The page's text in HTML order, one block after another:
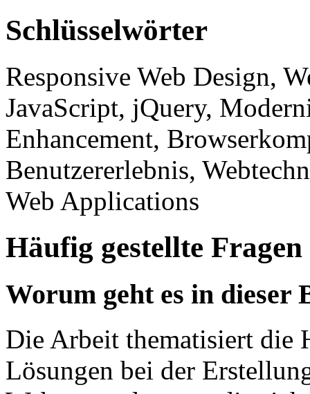
Schlüsselwörter
Responsive Web Design,
JavaScript, jQuery,
Enhancement,
Benutzererlebnis,
Web Applications
Häufig gestellte Fragen
Worum geht es in dieser
Die Arbeit thematisiert die
Lösungen bei der